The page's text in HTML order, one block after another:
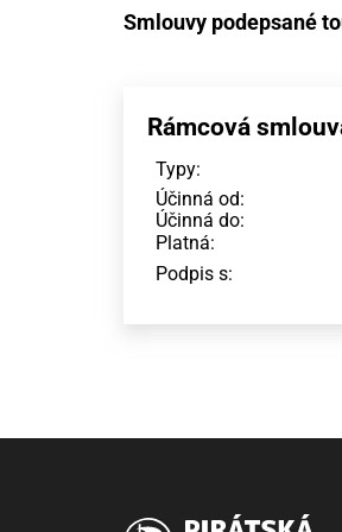
Smlouvy podepsané
Rámcová
Typy:
Účinná od:
Účinná do:
Platná:
Podpis s: